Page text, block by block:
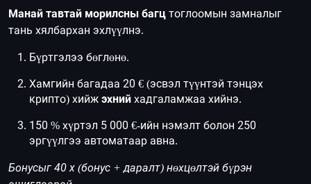
Манай тавтай морилсны багц тоглоомын замналыг
тань хялбархан эхлүүлнэ.
Бүртгэлээ бөглөнө.
Хамгийн багадаа 20 € (эсвэл түүнтэй тэнцэх
крипто) хийж эхний хадгаламжаа хийнэ.
150 % хүртэл 5 000 €-ийн нэмэлт болон 250
эргүүлгээ автоматаар авна.
Бонусыг 40 x (бонус + даралт) нөхцөлтэй бүрэн